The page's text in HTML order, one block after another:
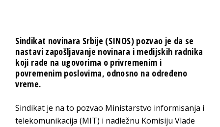
Sindikat novinara Srbije (SINOS) pozvao je da se
nastavi zapošljavanje novinara i medijskih radnika
koji rade na ugovorima o privremenim i
povremenim poslovima, odnosno na određeno
vreme.
Sindikat je na to pozvao Ministarstvo informisanja i
telekomunikacija (MIT) i nadležnu Komisiju Vlade